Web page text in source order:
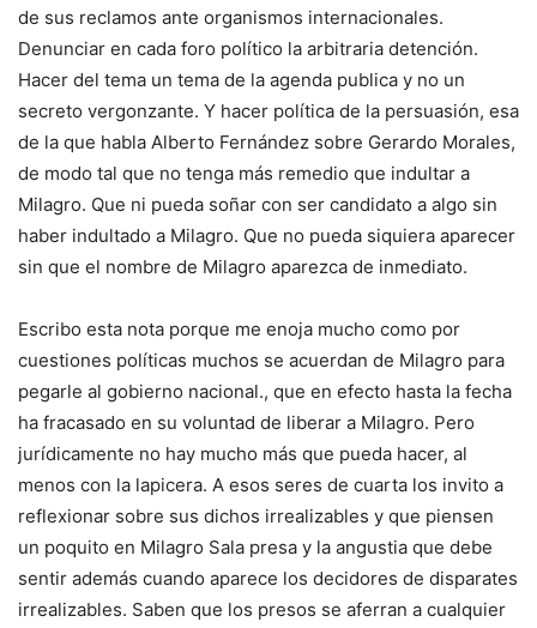
de sus reclamos ante organismos internacionales.
Denunciar en cada foro político la arbitraria detención.
Hacer del tema un tema de la agenda publica y no un
secreto vergonzante. Y hacer política de la persuasión, esa
de la que habla Alberto Fernández sobre Gerardo Morales,
de modo tal que no tenga más remedio que indultar a
Milagro. Que ni pueda soñar con ser candidato a algo sin
haber indultado a Milagro. Que no pueda siquiera aparecer
sin que el nombre de Milagro aparezca de inmediato.
Escribo esta nota porque me enoja mucho como por
cuestiones políticas muchos se acuerdan de Milagro para
pegarle al gobierno nacional., que en efecto hasta la fecha
ha fracasado en su voluntad de liberar a Milagro. Pero
jurídicamente no hay mucho más que pueda hacer, al
menos con la lapicera. A esos seres de cuarta los invito a
reflexionar sobre sus dichos irrealizables y que piensen
un poquito en Milagro Sala presa y la angustia que debe
sentir además cuando aparece los decidores de disparates
irrealizables. Saben que los presos se aferran a cualquier